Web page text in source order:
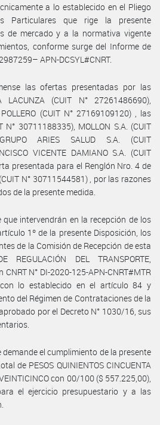
a lo establecido en el Pliego
Particulares que rige la presente
de mercado y a la normativa vigente
conforme surge del Informe de
APN-DCSYL#CNRT.
las ofertas presentadas por las
LACUNZA (CUIT N° 27261486690),
(CUIT N° 27169109120) , las
N° 30711188335), MOLLON S.A. (CUIT
ARIES SALUD S.A. (CUIT
VICENTE DAMIANO S.A. (CUIT
presentada para el Renglón Nro. 4 de
N° 30711544581) , por las razones
de la presente medida.
que intervendrán en la recepción de los
1º de la presente Disposición, los
de la Comisión de Recepción de esta
REGULACIÓN DEL TRANSPORTE,
N° DI-2020-125-APN-CNRT#MTR
lo establecido en el artículo 84 y
del Régimen de Contrataciones de la
por el Decreto N° 1030/16, sus
demande el cumplimiento de la presente
de PESOS QUINIENTOS CINCUENTA
con 00/100 ($ 557.225,00),
el ejercicio presupuestario y a las